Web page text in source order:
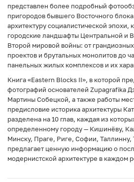
представлен более подробный
пригородов бывшего Восточного
архитектуру социалистической эпохи,
городские ландшафты Центральной и
Второй мировой войны: от
проектов и брутальных монолитов до
панельных жилых комплексов и их
Книга «Eastern Blocks II», в которой
фотографий основателей Zupagrafika
Мартины Собецкой, а также работы
предисловие историка архитектуры
разделена на 10 глав, каждая из
определенному городу — Кишинёву,
Минску, Праге, Риге, Софии, Таллинну,
предлагает ценную информацию о
модернистской архитектуре в каждом